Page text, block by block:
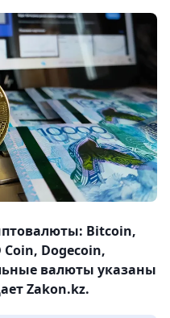
Bitcoin,
Coin, Dogecoin,
валюты указаны
Zakon.kz.